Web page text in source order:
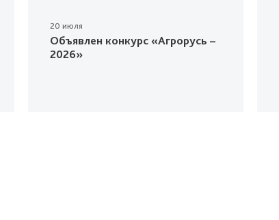
20 июля
Объявлен конкурс «Агрорусь –
2026»